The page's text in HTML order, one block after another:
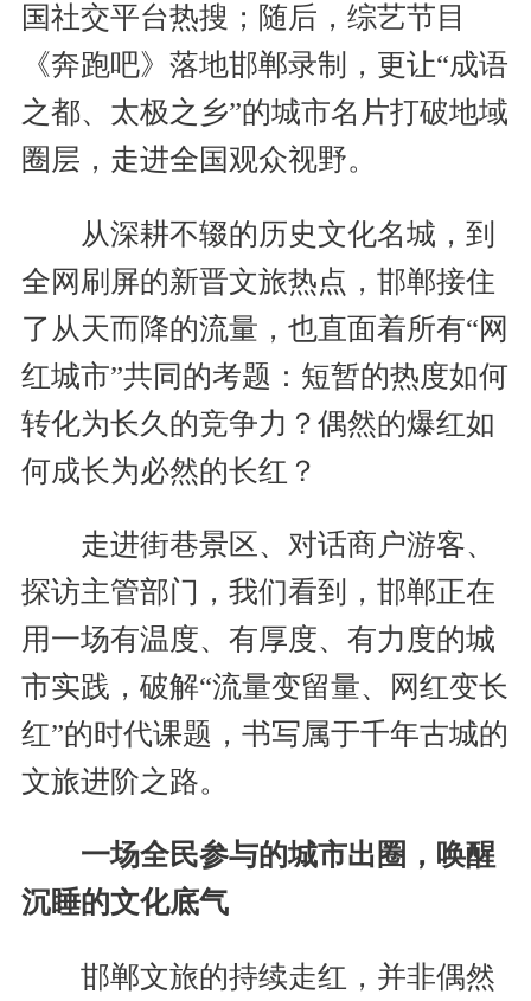
国社交平台热搜；随后，综艺节目
《奔跑吧》落地邯郸录制，更让“成语
之都、太极之乡”的城市名片打破地域
圈层，走进全国观众视野。
从深耕不辍的历史文化名城，到
全网刷屏的新晋文旅热点，邯郸接住
了从天而降的流量，也直面着所有“网
红城市”共同的考题：短暂的热度如何
转化为长久的竞争力？偶然的爆红如
何成长为必然的长红？
走进街巷景区、对话商户游客、
探访主管部门，我们看到，邯郸正在
用一场有温度、有厚度、有力度的城
市实践，破解“流量变留量、网红变长
红”的时代课题，书写属于千年古城的
文旅进阶之路。
一场全民参与的城市出圈，唤醒
沉睡的文化底气
邯郸文旅的持续走红，并非偶然